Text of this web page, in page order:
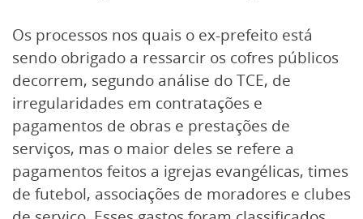
Os processos nos quais o ex-prefeito está
sendo obrigado a ressarcir os cofres públicos
decorrem, segundo análise do TCE, de
irregularidades em contratações e
pagamentos de obras e prestações de
serviços, mas o maior deles se refere a
pagamentos feitos a igrejas evangélicas, times
de futebol, associações de moradores e clubes